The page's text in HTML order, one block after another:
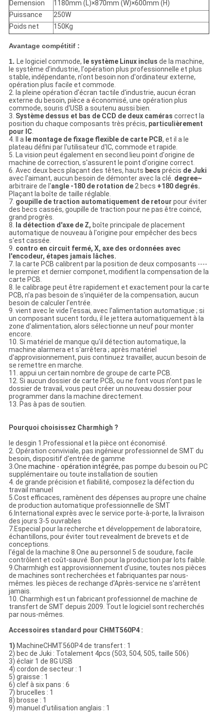
Demension
1180mm (L)×870mm (W)×600mm (H)
Puissance
250W
Poids net
150Kg
Avantage compétitif :
1. Le logiciel commode, le système Linux inclus de la machine,
le système d'industrie, l'opération plus professionnelle et plus
stable, indépendante, n'ont besoin non d'ordinateur externe,
opération plus facile et commode.
2. la pleine opération d'écran tactile d'industrie, aucun écran
externe du besoin, pièce a économisé, une opération plus
commode, souris d'USB a soutenu aussi bien.
3. Système dessus et bas de CCD de deux caméras correct la
position du chaque composants très précis, particulièrement
pour IC.
4. Il a le montage de fixage flexible de carte PCB, et il a le
plateau défini par l'utilisateur d'IC, commode et rapide.
5. La vision peut également en second lieu point d'origine de
machine de correction, s'assurent le point d'origine correct.
6. Avec deux becs plaçant des têtes, hauts becs précis de Juki
avec l'aimant, aucun besoin de démonter avec la clé. degree~
arbitraire de l'angle -180 de rotation de2 becs +180 degrés.
Plaçant la boîte de taille réglable.
7. goupille de traction automatiquement de retour pour éviter
des becs cassés, goupille de traction pour ne pas être coincé,
grand progrès.
8. la détection d'axe de Z, boîte principale de placement
automatique de nouveau à l'origine pour empêcher des becs
s'est cassée.
9. contro en circuit fermé, X, axe des ordonnées avec
l'encodeur, étapes jamais lâches.
7. la carte PCB calibrent par la position de deux composants ----
le premier et dernier componet, modifient la compensation de la
carte PCB.
8. le calibrage peut être rapidement et exactement pour la carte
PCB, n'a pas besoin de s'inquiéter de la compensation, aucun
besoin de calculer l'entrée.
9. vient avec le vide l'essai, avec l'alimentation automatique ; si
un composant sucent tordu, il le jettera automatiquement à la
zone d'alimentation, alors sélectionne un neuf pour monter
encore.
10. Si matériel de manque qu'il détection automatique, la
machine alarmera et s'arrêtera ; après matériel
d'approvisionnement, puis continuez travailler, aucun besoin de
se remettre en marche.
11. appui un certain nombre de groupe de carte PCB.
12. Si aucun dossier de carte PCB, ou ne font vous n'ont pas le
dossier de travail, vous peut créer un nouveau dossier pour
programmer dans la machine directement.
13. Pas à pas de soutien.
Pourquoi choisissez Charmhigh ?
le desgin 1.Professional et la pièce ont économisé.
2. Opération conviviale, pas ingénieur professionnel de SMT du
besoin, dispositif d'entrée de gamme
3.One machine - opération intégrée, pas pompe du besoin ou PC
supplémentaire ou toute installation de soutien
4. de grande précision et fiabilité, composez la défection du
travail manuel
5.Cost efficaces, ramènent des dépenses au propre une chaîne
de production automatique professionnelle de SMT
6.International exprès avec le service porte-à-porte, la livraison
des jours 3-5 ouvrables
7.Especial pour la recherche et développement de laboratoire,
échantillons, pour éviter tout revealment de brevets et de
conceptions.
l'égal de la machine 8.One au personnel 5 de soudure, facile
contrôlent et coût-sauvé. Bon pour la production par lots faible.
9.Charmhigh est approvisionnement d'usine, toutes nos pièces
de machines sont recherchées et fabriquantes par nous-
mêmes. les pièces de rechange d'Après-service ne s'arrêtent
jamais.
10. Charmhigh est un fabricant professionnel de machine de
transfert de SMT depuis 2009. Tout le logiciel sont recherchés
par nous-mêmes.
Accessoires standard pour CHMT560P4 :
1) MachineCHMT560P4 de transfert : 1
2) bec de Juki : Totalement 4pcs (503, 504, 505, taille 506)
3) éclair 1 de 8G USB
4) cordon de secteur : 1
5) graisse : 1
6) clef à six pans : 6
7) brucelles : 1
8) brosse : 1
9) manuel d'utilisation anglais : 1